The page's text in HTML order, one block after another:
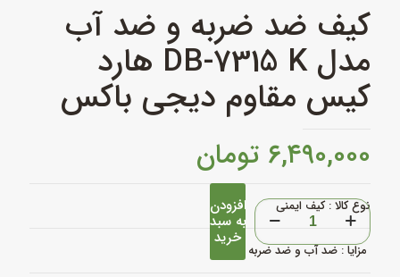
کیف ضد ضربه و ضد آب
مدل DB‑7315 K هارد
کیس مقاوم دیجی باکس
۶,۴۹۰,۰۰۰ تومان
نوع کالا : کیف ایمنی
مزایا : ضد آب و ضد ضربه
کیف
ضد
ضربه
و
افزودن
به سبد
خرید